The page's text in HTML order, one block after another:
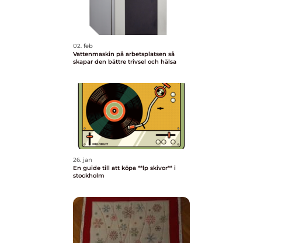
02. feb
Vattenmaskin på arbetsplatsen så
skapar den bättre trivsel och hälsa
26. jan
En guide till att köpa **lp skivor** i
stockholm